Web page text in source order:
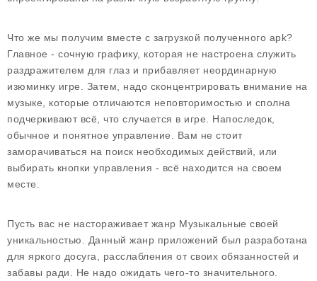
Что же мы получим вместе с загрузкой полученного apk?
Главное - сочную графику, которая не настроена служить
раздражителем для глаз и прибавляет неординарную
изюминку игре. Затем, надо сконцентрировать внимание на
музыке, которые отличаются неповторимостью и сполна
подчеркивают всё, что случается в игре. Напоследок,
обычное и понятное управление. Вам не стоит
заморачиваться на поиск необходимых действий, или
выбирать кнопки управления - всё находится на своем
месте.
Пусть вас не настораживает жанр Музыкальные своей
уникальностью. Данный жанр приложений был разработана
для яркого досуга, расслабления от своих обязанностей и
забавы ради. Не надо ожидать чего-то значительного.